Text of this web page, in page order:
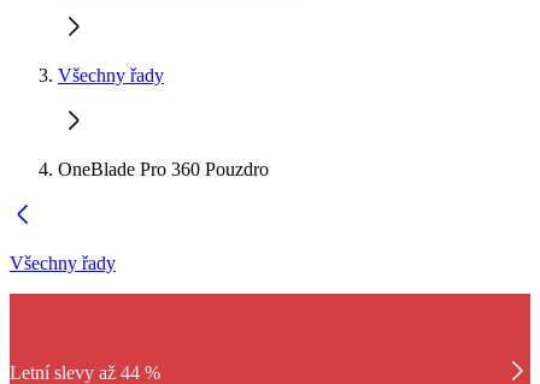
Všechny řady
OneBlade Pro 360 Pouzdro
Všechny řady
Letní slevy až 44 %